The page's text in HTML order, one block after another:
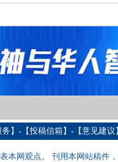
务】-【投稿信箱】-【意见建
本网观点。 刊用本网站稿件